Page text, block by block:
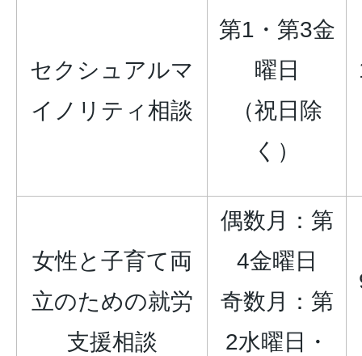
セクシュアルマ
イノリティ相談
第1・第3金
曜日
（祝日除
く）
女性と子育て両
立のための就労
支援相談
偶数月：第
4金曜日
奇数月：第
2水曜日・